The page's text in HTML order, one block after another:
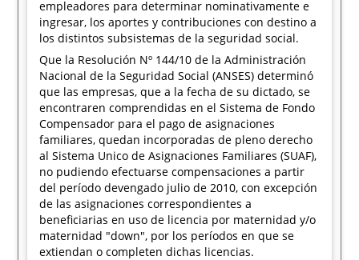
empleadores para determinar nominativamente e
ingresar, los aportes y contribuciones con destino a
los distintos subsistemas de la seguridad social.
Que la Resolución Nº 144/10 de la Administración
Nacional de la Seguridad Social (ANSES) determinó
que las empresas, que a la fecha de su dictado, se
encontraren comprendidas en el Sistema de Fondo
Compensador para el pago de asignaciones
familiares, quedan incorporadas de pleno derecho
al Sistema Unico de Asignaciones Familiares (SUAF),
no pudiendo efectuarse compensaciones a partir
del período devengado julio de 2010, con excepción
de las asignaciones correspondientes a
beneficiarias en uso de licencia por maternidad y/o
maternidad "down", por los períodos en que se
extiendan o completen dichas licencias.